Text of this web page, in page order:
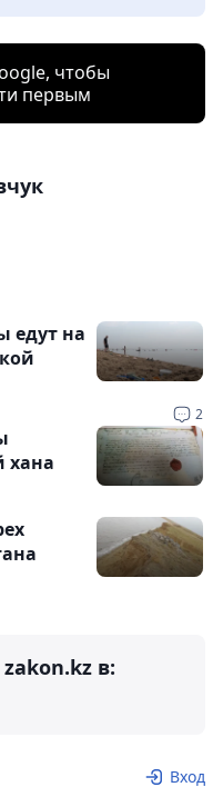
чтобы
первым
2
едут на
хана
в:
Вход